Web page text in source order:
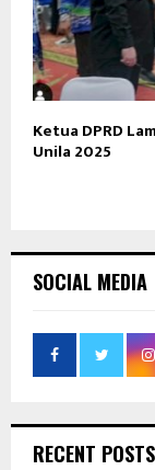
Ketua DPRD
Unila 2025
SOCIAL MEDIA
RECENT POSTS